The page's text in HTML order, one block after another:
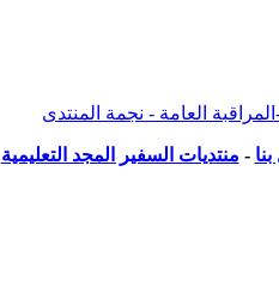
العامة - نجمة المنتدى
- منتديات السفير المجد التعليمية